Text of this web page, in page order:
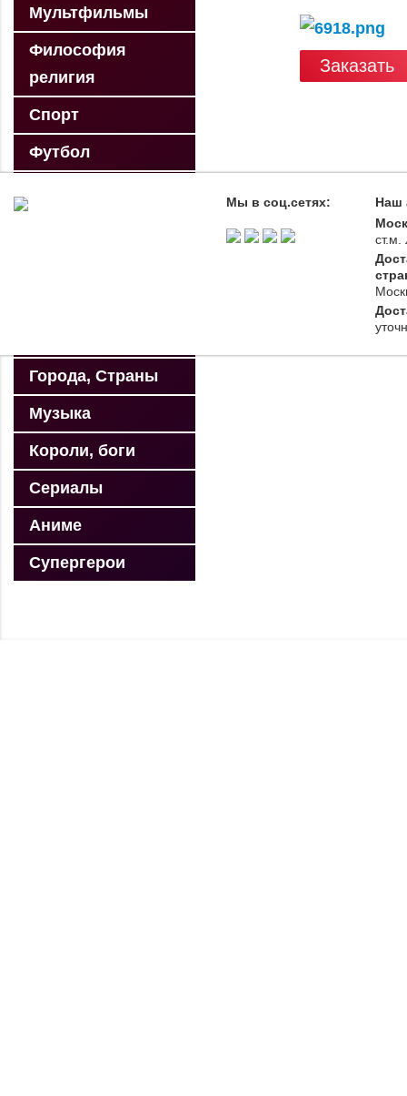
Мультфильмы
Философия
религия
Спорт
Футбол
Города, Страны
Музыка
Короли, боги
Сериалы
Аниме
Супергерои
Заказать
Мы в соц.сетях:
Наш
ст.м.
Переводчик / Translate »
Powered by
Top